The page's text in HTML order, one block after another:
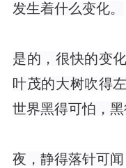
发生着什么变化。
是的，很快的变
叶茂的大树吹得
世界黑得可怕，黑
夜，静得落针可闻